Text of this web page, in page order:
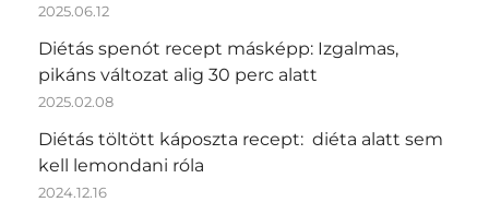
2025.06.12
Diétás spenót recept másképp: Izgalmas,
pikáns változat alig 30 perc alatt
2025.02.08
Diétás töltött káposzta recept: diéta alatt sem
kell lemondani róla
2024.12.16